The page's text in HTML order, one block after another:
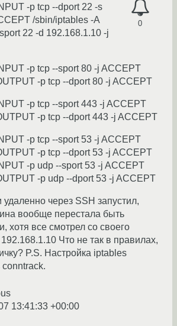
0
-p tcp --dport 22 -s
/sbin/iptables -A
22 -d 192.168.1.10 -j
-p tcp --sport 80 -j ACCEPT
-p tcp --dport 80 -j ACCEPT
-p tcp --sport 443 -j ACCEPT
-p tcp --dport 443 -j ACCEPT
-p tcp --sport 53 -j ACCEPT
-p tcp --dport 53 -j ACCEPT
-p udp --sport 53 -j ACCEPT
-p udp --dport 53 -j ACCEPT
удаленно через SSH запустил,
вообще перестала быть
хотя все смотрел со своего
Что не так в правилах,
P.S. Настройка iptables
13:41:33 +00:00